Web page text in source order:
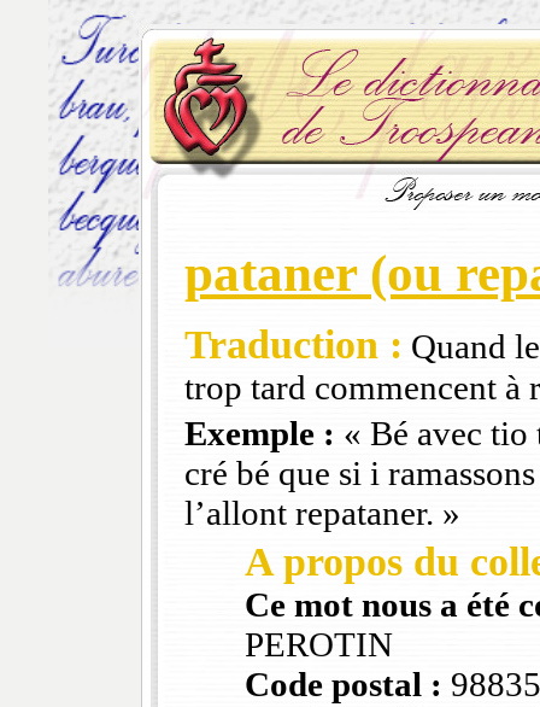
pataner (ou
Traduction : Quand
trop tard commencent à
Exemple : « Bé avec tio
cré bé que si i
l’allont repataner. »
A propos du
Ce mot nous a été
PEROTIN
Code postal :